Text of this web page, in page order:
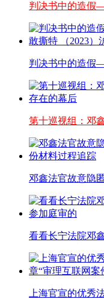
判决书中的造
判决书中的造
第十巡视组：邓
邓鑫法官故意隐
看看长宁法院邓
上海官宣的优